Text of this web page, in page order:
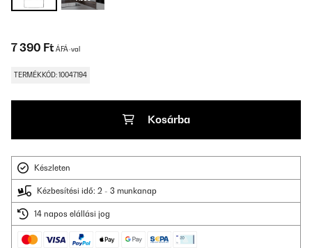
7 390 Ft ÁFÁ-val
TERMÉKKÓD: 10047194
Kosárba
Készleten
Kézbesítési idő: 2 - 3 munkanap
14 napos elállási jog